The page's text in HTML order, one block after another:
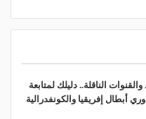
والقنوات الناقلة.. دليلك لمتابعة
أبطال إفريقيا والكونفدرالية